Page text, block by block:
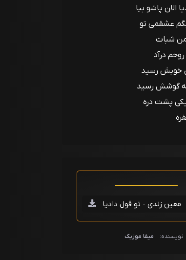
الان پاشو بیا
عشقمی تو
شبات
درآد
خوبش رسید
گوشش رسید
یکی پشت دره
معین زندی - تو قول دادیا
نویسنده: میفا موزیک